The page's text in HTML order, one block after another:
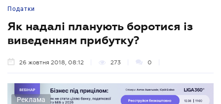
Податки
Як надалі планують боротися із
виведенням прибутку?
26 жовтня 2018, 08:12 273 0
Реклама